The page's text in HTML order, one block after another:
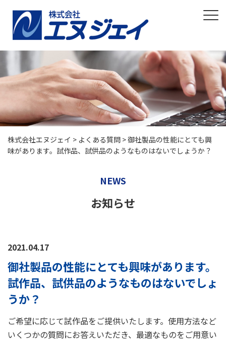
株式会社エヌジェイ > よくある質問 >御社製品の性能にとても興
味があります。試作品、試供品のようなものはないでしょうか？
NEWS
お知らせ
2021.04.17
御社製品の性能にとても興味があります。
試作品、試供品のようなものはないでしょ
うか？
ご希望に応じて試作品をご提供いたします。使用方法など
いくつかの質問にお答えいただき、最適なものをご用意い